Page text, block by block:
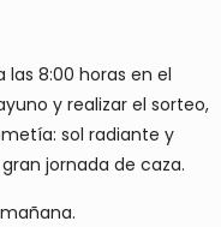
8:00 horas en el
y realizar el sorteo,
sol radiante y
jornada de caza.